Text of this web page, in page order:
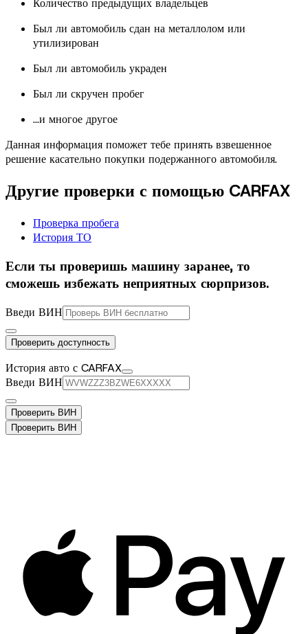
Количество предыдущих владельцев
Был ли автомобиль сдан на металлолом или
утилизирован
Был ли автомобиль украден
Был ли скручен пробег
...и многое другое
Данная информация поможет тебе принять взвешенное
решение касательно покупки подержанного автомобиля.
Другие проверки с помощью CARFAX
Проверка пробега
История ТО
Если ты проверишь машину заранее, то
сможешь избежать неприятных сюрпризов.
Введи ВИН
Проверить доступность
История авто с CARFAX
Введи ВИН
Проверить ВИН
Проверить ВИН